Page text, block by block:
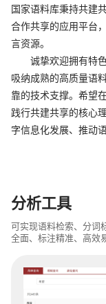
国家语料库秉持共建
合作共享的应用平台
言资源。
诚挚欢迎拥有特
吸纳成熟的高质量语
靠的技术支撑。希望
践行共建共享的核心
字信息化发展、推动
分析工具
可实现语料检索、分词
全面、标注精准、高效